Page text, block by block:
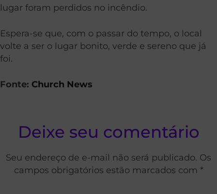
lugar foram perdidos no incêndio.
Espera-se que, com o passar do tempo, o local
volte a ser o lugar bonito, verde e sereno que já
foi.
Fonte: Church News
Deixe seu comentário
Seu endereço de e-mail não será publicado. Os
campos obrigatórios estão marcados com *